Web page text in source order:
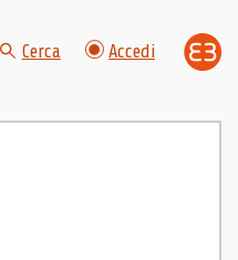
Cerca Accedi